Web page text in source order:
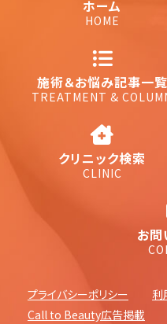
ホーム
HOME
施術＆お悩み記事一覧
TREATMENT &
クリニック検索
CLINIC
お
プライバシーポリシー 利
Call to Beauty広告掲載